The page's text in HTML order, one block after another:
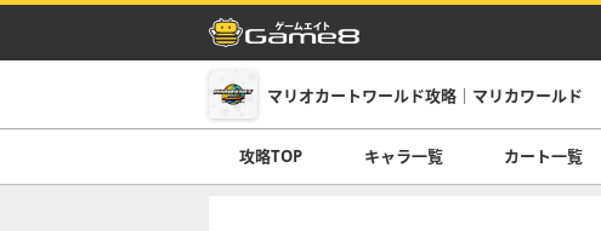
マリオカートワールド攻略｜マリカワールド
攻略TOP キャラ一覧 カート一覧